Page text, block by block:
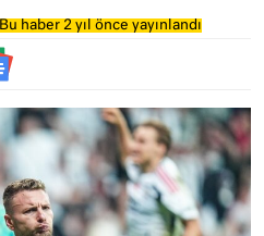
Bu haber 2 yıl önce yayınlandı